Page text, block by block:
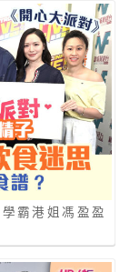
霸港姐馮盈盈